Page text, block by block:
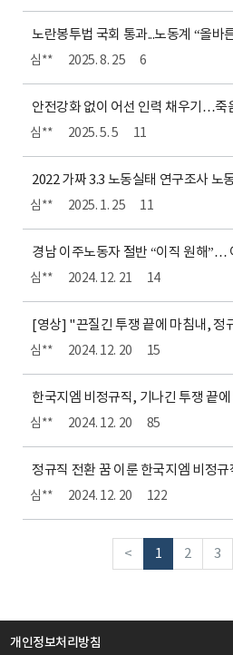
노란봉투법 국회 통과...노동계 “올바
심** 2025. 8. 25 6
안전강화 없이 어선 인력 채우기…죽
심** 2025. 5. 5 11
심** 2025. 1. 25 11
경남 이주노동자 절반 “이직 원해”…
심** 2024. 12. 21 14
[영상] "끈질긴 투쟁 끝에 마침내, 정
심** 2024. 12. 20 15
심** 2024. 12. 20 85
심** 2024. 12. 20 122
< 1 2 3
개인정보처리방침